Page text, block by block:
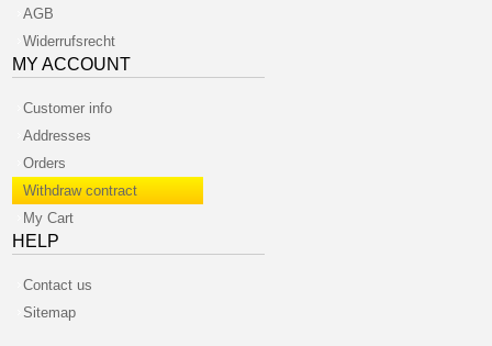
AGB
Widerrufsrecht
MY ACCOUNT
Customer info
Addresses
Orders
Withdraw contract
My Cart
HELP
Contact us
Sitemap